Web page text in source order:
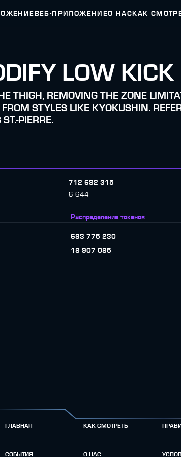
ВЕБ-ПРИЛОЖЕНИЕО НАС КАК
LOW KICK
THIGH, REMOVING THE ZONE
STYLES LIKE KYOKUSHIN.
PIERRE.
712 682 315
6 644
Распределение токенов
693 775 230
18 907 085
ГЛАВНАЯ
СОБЫТИЯ
КАК СМОТРЕТЬ
О НАС